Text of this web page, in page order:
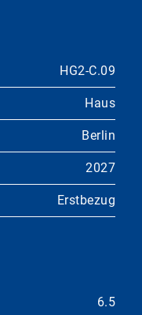
HG2-C.09
Haus
Berlin
2027
Erstbezug
6.5